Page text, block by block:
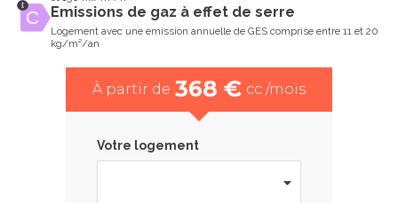
Emissions de gaz à effet de serre
Logement avec une emission annuelle de GES comprise entre 11 et 20
kg/m²/an
À partir de 368 € cc /mois
Votre logement